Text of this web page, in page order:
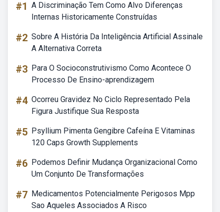
#1 A Discriminação Tem Como Alvo Diferenças
Internas Historicamente Construídas
#2 Sobre A História Da Inteligência Artificial Assinale
A Alternativa Correta
#3 Para O Socioconstrutivismo Como Acontece O
Processo De Ensino-aprendizagem
#4 Ocorreu Gravidez No Ciclo Representado Pela
Figura Justifique Sua Resposta
#5 Psyllium Pimenta Gengibre Cafeína E Vitaminas
120 Caps Growth Supplements
#6 Podemos Definir Mudança Organizacional Como
Um Conjunto De Transformações
#7 Medicamentos Potencialmente Perigosos Mpp
Sao Aqueles Associados A Risco